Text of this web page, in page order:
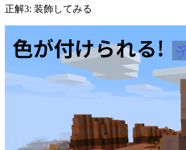
正解3: 装飾してみる